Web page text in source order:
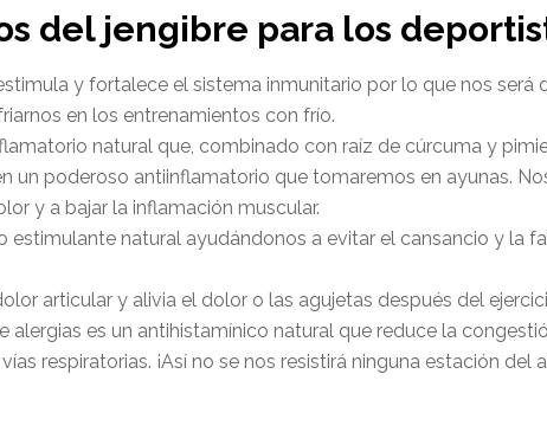
del jengibre para los
y fortalece el sistema inmunitario por lo que nos será
en los entrenamientos con frío.
natural que, combinado con raíz de cúrcuma y
un poderoso antiinflamatorio que tomaremos en ayunas.
y a bajar la inflamación muscular.
estimulante natural ayudándonos a evitar el cansancio y la
articular y alivia el dolor o las agujetas después del
alergias es un antihistamínico natural que reduce la
respiratorias. ¡Así no se nos resistirá ninguna estación del